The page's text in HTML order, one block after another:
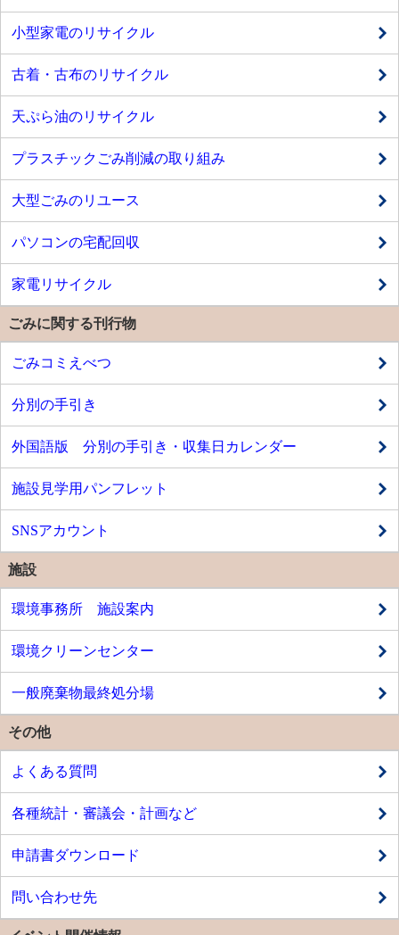
小型家電のリサイクル
古着・古布のリサイクル
天ぷら油のリサイクル
プラスチックごみ削減の取り組み
大型ごみのリユース
パソコンの宅配回収
家電リサイクル
ごみに関する刊行物
ごみコミえべつ
分別の手引き
外国語版 分別の手引き・収集日カレンダー
施設見学用パンフレット
SNSアカウント
施設
環境事務所 施設案内
環境クリーンセンター
一般廃棄物最終処分場
その他
よくある質問
各種統計・審議会・計画など
申請書ダウンロード
問い合わせ先